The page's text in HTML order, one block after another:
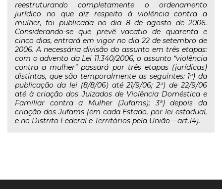
reestruturando completamente o ordenamento
jurídico no que diz respeito à violência contra a
mulher, foi publicada no dia 8 de agosto de 2006.
Considerando-se que prevê vacatio de quarenta e
cinco dias, entrará em vigor no dia 22 de setembro de
2006. A necessária divisão do assunto em três etapas:
com o advento da Lei 11.340/2006, o assunto “violência
contra a mulher” passará por três etapas (jurídicas)
distintas, que são temporalmente as seguintes: 1ª) da
publicação da lei (8/8/06) até 21/9/06; 2ª) de 22/9/06
até à criação dos Juizados de Violência Doméstica e
Familiar contra a Mulher (Jufams); 3ª) depois da
criação dos Jufams (em cada Estado, por lei estadual,
e no Distrito Federal e Territórios pela União – art.14).